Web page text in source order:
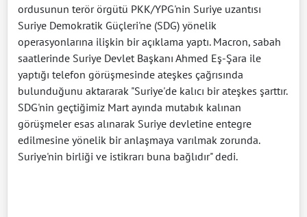
ordusunun terör örgütü PKK/YPG'nin Suriye uzantısı
Suriye Demokratik Güçleri'ne (SDG) yönelik
operasyonlarına ilişkin bir açıklama yaptı. Macron, sabah
saatlerinde Suriye Devlet Başkanı Ahmed Eş-Şara ile
yaptığı telefon görüşmesinde ateşkes çağrısında
bulunduğunu aktararak "Suriye'de kalıcı bir ateşkes şarttır.
SDG'nin geçtiğimiz Mart ayında mutabık kalınan
görüşmeler esas alınarak Suriye devletine entegre
edilmesine yönelik bir anlaşmaya varılmak zorunda.
Suriye'nin birliği ve istikrarı buna bağlıdır" dedi.